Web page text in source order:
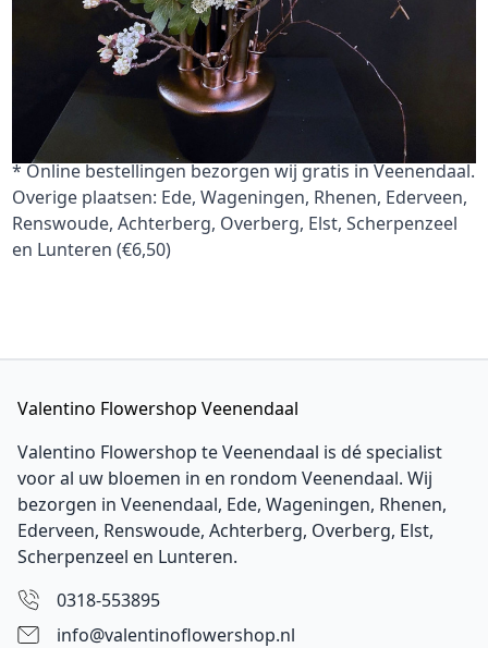
Altijd dagverse bloemen
Werkdag voor 12 uur besteld zelfde dag bezorgd
Gratis bezorging van online bestellingen in
Veenendaal
* Online bestellingen bezorgen wij gratis in Veenendaal.
Overige plaatsen: Ede, Wageningen, Rhenen, Ederveen,
Renswoude, Achterberg, Overberg, Elst, Scherpenzeel
en Lunteren (€6,50)
Valentino Flowershop Veenendaal
Valentino Flowershop te Veenendaal is dé specialist
voor al uw bloemen in en rondom Veenendaal. Wij
bezorgen in Veenendaal, Ede, Wageningen, Rhenen,
Ederveen, Renswoude, Achterberg, Overberg, Elst,
Scherpenzeel en Lunteren.
0318-553895
info@valentinoflowershop.nl